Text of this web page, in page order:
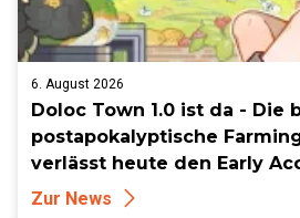
6. August 2026
Doloc Town 1.0 ist da - Die
postapokalyptische
verlässt heute den Early
Zur News